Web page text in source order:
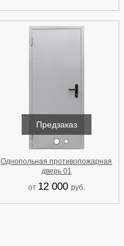
Предзаказ
Однопольная противопожарная
дверь 01
от 12 000 руб.